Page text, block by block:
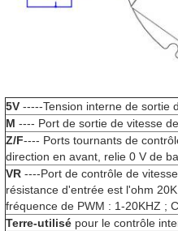
5V -----Tension interne de sortie
M ---- Port de sortie de vitesse
Z/F---- Ports tournants de
direction en avant, relie 0 V de
VR ----Port de contrôle de
résistance d'entrée est l'ohm
fréquence de PWM : 1-20KHZ ;
Terre-utilisé pour le contrôle